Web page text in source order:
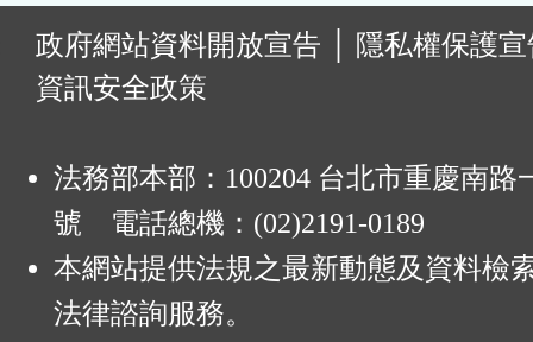
政府網站資料開放宣告
隱私權保護
資訊安全政策
法務部本部：100204 台北市重慶南路
號 電話總機：(02)2191-0189
本網站提供法規之最新動態及資料檢
法律諮詢服務。